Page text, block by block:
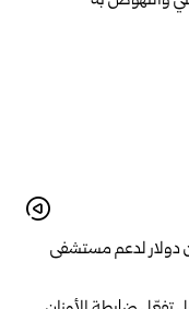
دولار لدعم ‌‏مستشفى